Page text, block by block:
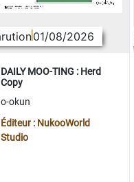
01/08/2026
DAILY MOO-TING : Herd
Copy
o-okun
Éditeur : NukooWorld
Studio